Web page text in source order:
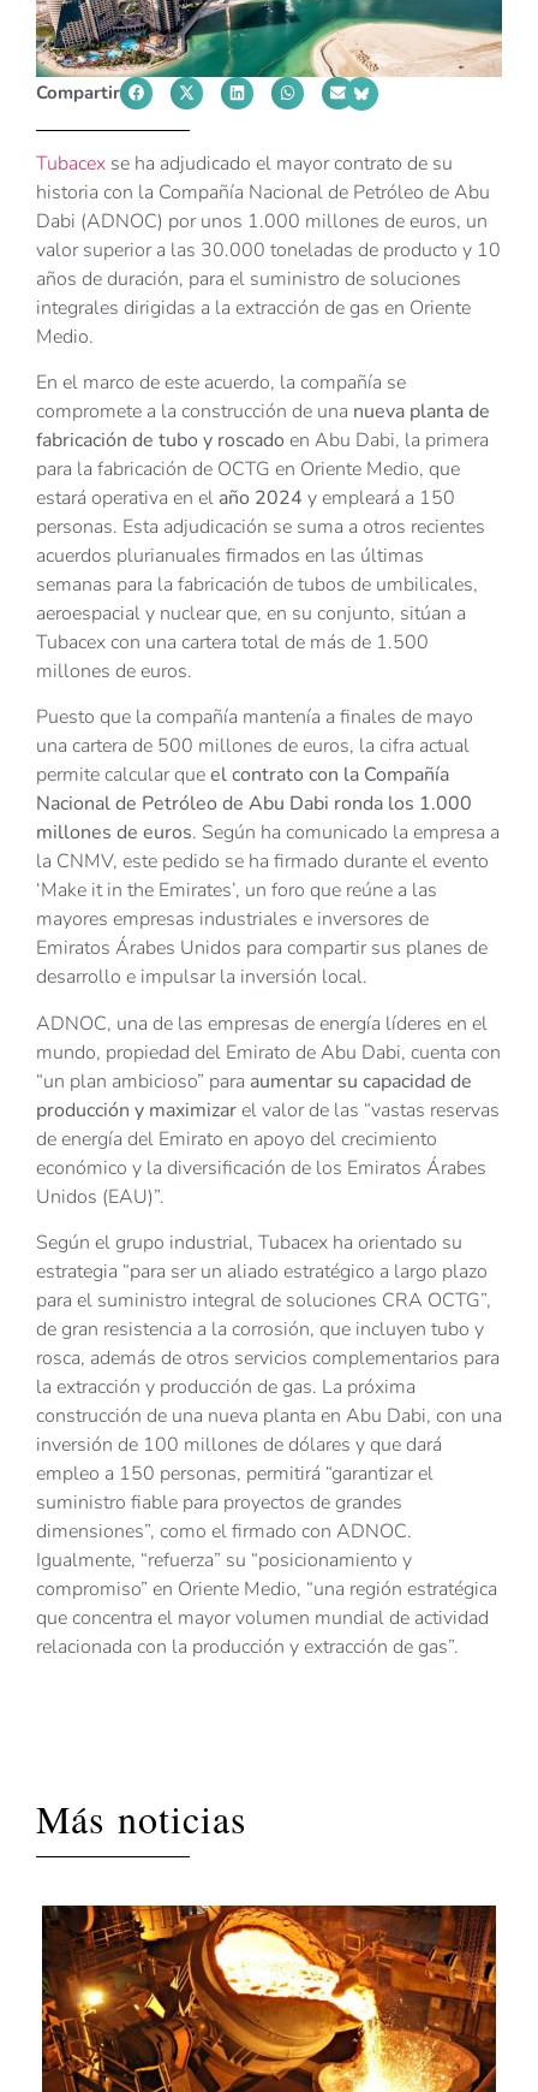
Compartir
Tubacex se ha adjudicado el mayor contrato de su
historia con la Compañía Nacional de Petróleo de Abu
Dabi (ADNOC) por unos 1.000 millones de euros, un
valor superior a las 30.000 toneladas de producto y 10
años de duración, para el suministro de soluciones
integrales dirigidas a la extracción de gas en Oriente
Medio.
En el marco de este acuerdo, la compañía se
compromete a la construcción de una nueva planta de
fabricación de tubo y roscado en Abu Dabi, la primera
para la fabricación de OCTG en Oriente Medio, que
estará operativa en el año 2024 y empleará a 150
personas. Esta adjudicación se suma a otros recientes
acuerdos plurianuales firmados en las últimas
semanas para la fabricación de tubos de umbilicales,
aeroespacial y nuclear que, en su conjunto, sitúan a
Tubacex con una cartera total de más de 1.500
millones de euros.
Puesto que la compañía mantenía a finales de mayo
una cartera de 500 millones de euros, la cifra actual
permite calcular queel contrato con la Compañía
Nacional de Petróleo de Abu Dabi ronda los 1.000
millones de euros. Según ha comunicado la empresa a
la CNMV, este pedido se ha firmado durante el evento
‘Make it in the Emirates’, un foro que reúne a las
mayores empresas industriales e inversores de
Emiratos Árabes Unidos para compartir sus planes de
desarrollo e impulsar la inversión local.
ADNOC, una de las empresas de energía líderes en el
mundo, propiedad del Emirato de Abu Dabi, cuenta con
“un plan ambicioso” para aumentar su capacidad de
producción y maximizarel valor de las “vastas reservas
de energía del Emirato en apoyo del crecimiento
económico y la diversificación de los Emiratos Árabes
Unidos (EAU)”.
Según el grupo industrial, Tubacex ha orientado su
estrategia “para ser un aliado estratégico a largo plazo
para el suministro integral de soluciones CRA OCTG”,
de gran resistencia a la corrosión, que incluyen tubo y
rosca, además de otros servicios complementarios para
la extracción y producción de gas. La próxima
construcción de una nueva planta en Abu Dabi, con una
inversión de 100 millones de dólares y que dará
empleo a 150 personas, permitirá “garantizar el
suministro fiable para proyectos de grandes
dimensiones”, como el firmado con ADNOC.
Igualmente, “refuerza” su “posicionamiento y
compromiso” en Oriente Medio, “una región estratégica
que concentra el mayor volumen mundial de actividad
relacionada con la producción y extracción de gas”.
Más noticias